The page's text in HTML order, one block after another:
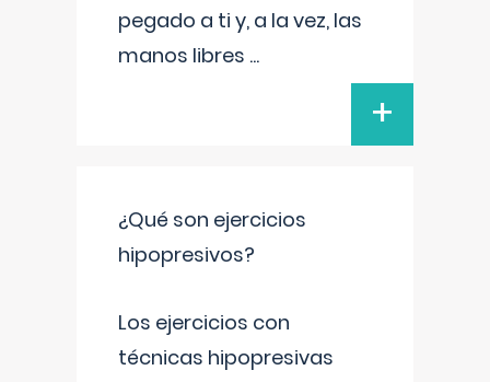
pegado a ti y, a la vez, las
manos libres ...
+
¿Qué son ejercicios
hipopresivos?
Los ejercicios con
técnicas hipopresivas